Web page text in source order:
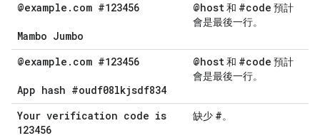
@example . com #123456
Mambo Jumbo
@host和 #code 預計
會是最後一行。
@example . com #123456
App hash #oudf08lkjsdf834
@host和 #code 預計
會是最後一行。
Your verification code is
123456
缺少 #。